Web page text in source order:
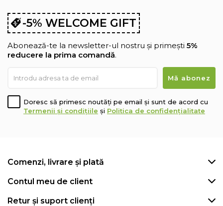
-5% WELCOME GIFT
Abonează-te la newsletter-ul nostru și primești 5%
reducere la prima comandă.
Doresc să primesc noutăți pe email și sunt de acord cu
Termenii și condițiile și Politica de confidențialitate
Comenzi, livrare și plată
Contul meu de client
Retur și suport clienți